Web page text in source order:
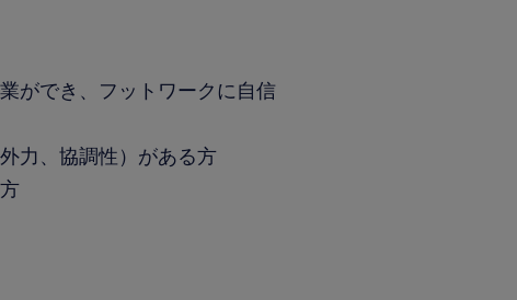
ができ、フットワークに自信
力、協調性）がある方